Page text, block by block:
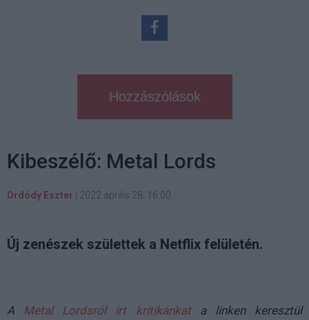
Hozzászólások
Kibeszélő: Metal Lords
Ordódy Eszter 2022 április 28. 16:00
Új zenészek születtek a Netflix felületén.
A Metal Lordsról írt kritikánkata linken keresztül